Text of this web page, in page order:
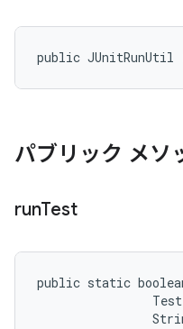
public JUnitRunUtil
パブリック メソ
runTest
public static